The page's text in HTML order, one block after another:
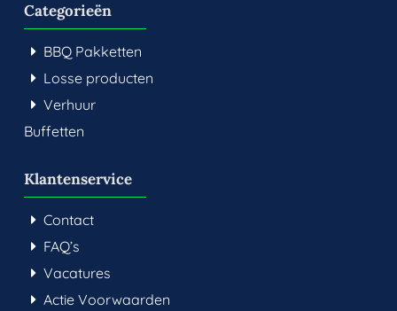
Categorieën
BBQ Pakketten
Losse producten
Verhuur
Buffetten
Klantenservice
Contact
FAQ’s
Vacatures
Actie Voorwaarden